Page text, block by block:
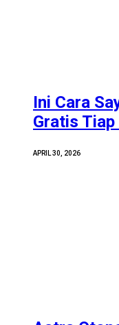
Ini Cara
Gratis Tiap
APRIL 30, 2026